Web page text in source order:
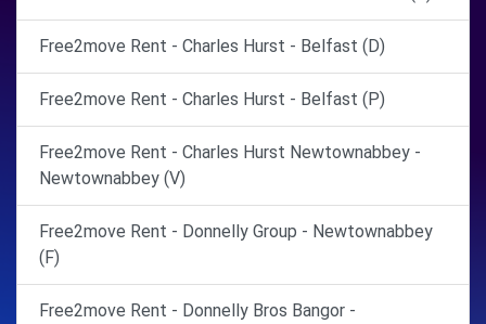
Free2move Rent - Charles Hurst - Belfast (D)
Free2move Rent - Charles Hurst - Belfast (P)
Free2move Rent - Charles Hurst Newtownabbey -
Newtownabbey (V)
Free2move Rent - Donnelly Group - Newtownabbey
(F)
Free2move Rent - Donnelly Bros Bangor -